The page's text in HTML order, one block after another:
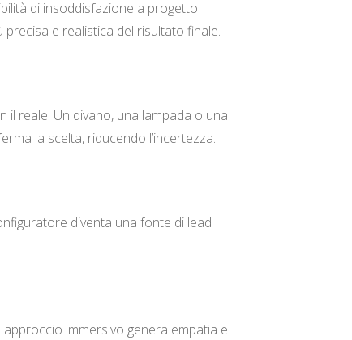
di insoddisfazione a progetto
e realistica del risultato finale.
reale. Un divano, una lampada o una
la scelta, riducendo l’incertezza.
diventa una fonte di lead
immersivo genera empatia e